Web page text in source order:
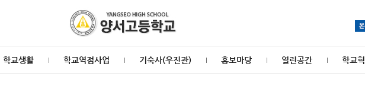
학교생활 학교역점사업 기숙사(우진관) 홍보마당 열린공간 학교